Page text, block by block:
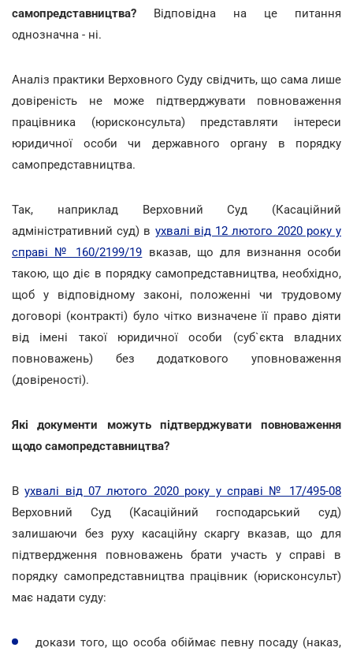
самопредставництва? Відповідна на це питання
однозначна - ні.
Аналіз практики Верховного Суду свідчить, що сама лише
довіреність не може підтверджувати повноваження
працівника (юрисконсульта) представляти інтереси
юридичної особи чи державного органу в порядку
самопредставництва.
Так, наприклад Верховний Суд (Касаційний
адміністративний суд) в ухвалі від 12 лютого 2020 року у
справі № 160/2199/19 вказав, що для визнання особи
такою, що діє в порядку самопредставництва, необхідно,
щоб у відповідному законі, положенні чи трудовому
договорі (контракті) було чітко визначене її право діяти
від імені такої юридичної особи (суб`єкта владних
повноважень) без додаткового уповноваження
(довіреності).
Які документи можуть підтверджувати повноваження
щодо самопредставництва?
Вухвалі від 07 лютого 2020 року у справі № 17/495-08
Верховний Суд (Касаційний господарський суд)
залишаючи без руху касаційну скаргу вказав, що для
підтвердження повноважень брати участь у справі в
порядку самопредставництва працівник (юрисконсульт)
має надати суду:
докази того, що особа обіймає певну посаду (наказ,